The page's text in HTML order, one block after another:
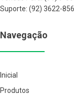
Suporte: (92) 3622-
Navegação
Inicial
Produtos